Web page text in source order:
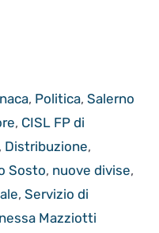
, Politica,Salerno
, CISL FP di
, Distribuzione,
Sosto, nuove divise,
, Servizio di
Mazziotti